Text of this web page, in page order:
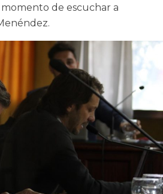
de escuchar a